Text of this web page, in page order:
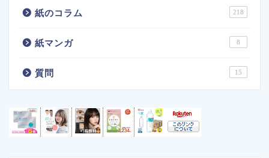
紙のコラム 218
紙マンガ 8
質問 15